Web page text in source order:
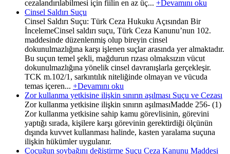
cezalandırılabilmesi için fiilin en az üç... +Devamını oku
Cinsel Saldırı Suçu
Cinsel Saldırı Suçu: Türk Ceza Hukuku Açısından Bir
İncelemeCinsel saldırı suçu, Türk Ceza Kanunu’nun 102.
maddesinde düzenlenmiş olup bireyin cinsel
dokunulmazlığına karşı işlenen suçlar arasında yer almaktadır.
Bu suçun temel şekli, mağdurun rızası olmaksızın vücut
dokunulmazlığına yönelik cinsel davranışlarla gerçekleşir.
TCK m.102/1, sarkıntılık niteliğinde olmayan ve vücuda
temas içeren... +Devamını oku
Zor kullanma yetkisine ilişkin sınırın aşılması Suçu ve Cezası
Zor kullanma yetkisine ilişkin sınırın aşılmasıMadde 256- (1)
Zor kullanma yetkisine sahip kamu görevlisinin, görevini
yaptığı sırada, kişilere karşı görevinin gerektirdiği ölçünün
dışında kuvvet kullanması halinde, kasten yaralama suçuna
ilişkin hükümler uygulanır.
Çocuğun soybağını değiştirme Suçu Ceza Kanunu Maddesi